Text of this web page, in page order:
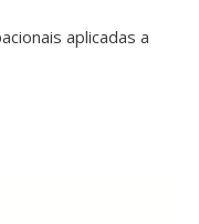
aplicadas a